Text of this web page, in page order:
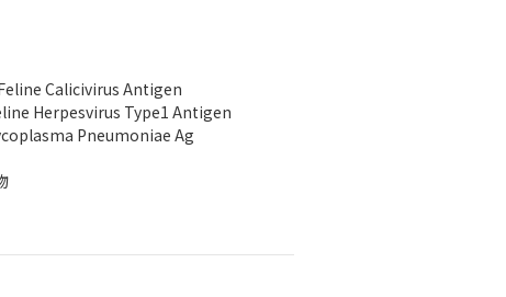
Calicivirus Antigen
Herpesvirus Type1 Antigen
Pneumoniae Ag